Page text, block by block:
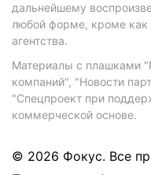
дальнейшему
любой форме, кроме как
агентства.
Материалы с плашками
компаний", "Новости
"Спецпроект при
коммерческой основе.
© 2026 Фокус. Все